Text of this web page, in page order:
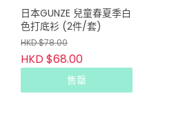
日本GUNZE 兒童春夏季白
色打底衫 (2件/套)
HKD $78.00
HKD $68.00
售罄